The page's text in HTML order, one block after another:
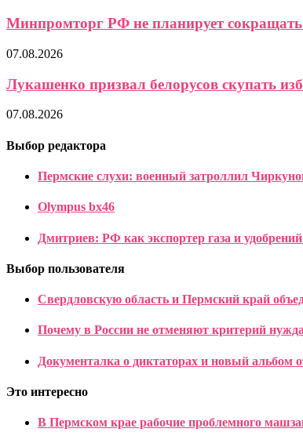
Минпромторг РФ не планирует
07.08.2026
Лукашенко призвал белорусов скупать
07.08.2026
Выбор редактора
Пермские слухи: военный затроллил
Olympus bx46
Дмитриев: РФ как экспортер газа и
Выбор пользователя
Свердловскую область и Пермский край
Почему в России не отменяют критерий
Документалка о диктаторах и новый
Это интересно
В Пермском крае рабочие проблемного